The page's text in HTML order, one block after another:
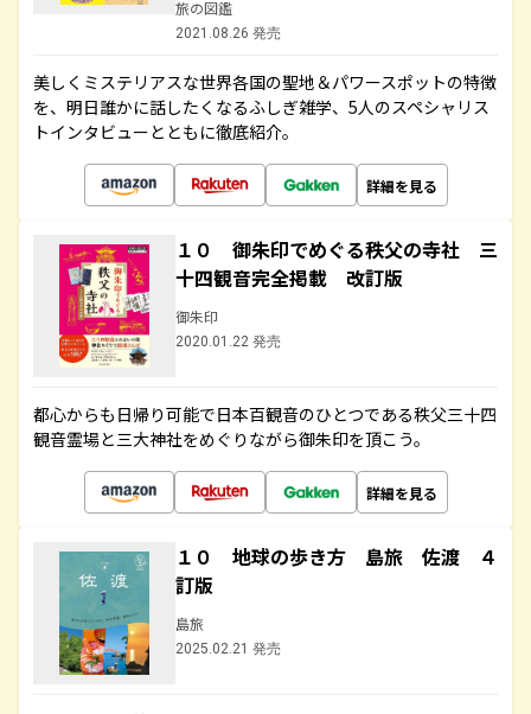
旅の図鑑
2021.08.26 発売
美しくミステリアスな世界各国の聖地＆パワースポットの特徴
を、明日誰かに話したくなるふしぎ雑学、5人のスペシャリス
トインタビューとともに徹底紹介。
詳細を見る
１０ 御朱印でめぐる秩父の寺社 三
十四観音完全掲載 改訂版
御朱印
2020.01.22 発売
都心からも日帰り可能で日本百観音のひとつである秩父三十四
観音霊場と三大神社をめぐりながら御朱印を頂こう。
詳細を見る
１０ 地球の歩き方 島旅 佐渡 ４
訂版
島旅
2025.02.21 発売